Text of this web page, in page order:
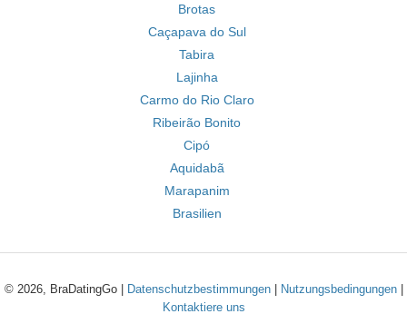
Brotas
Caçapava do Sul
Tabira
Lajinha
Carmo do Rio Claro
Ribeirão Bonito
Cipó
Aquidabã
Marapanim
Brasilien
© 2026, BraDatingGo | Datenschutzbestimmungen| Nutzungsbedingungen|
Kontaktiere uns